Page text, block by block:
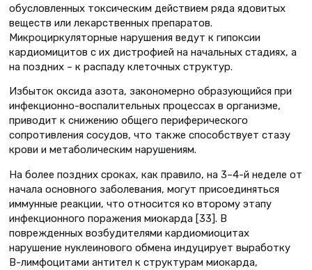
обусловленных токсическим действием ряда ядовитых
веществ или лекарственных препаратов.
Микроциркуляторные нарушения ведут к гипоксии
кардиомицитов с их дистрофией на начальных стадиях, а
на поздних – к распаду клеточных структур.
Избыток оксида азота, закономерно образующийся при
инфекционно-воспалительных процессах в организме,
приводит к снижению общего периферического
сопротивления сосудов, что также способствует стазу
крови и метаболическим нарушениям.
На более поздних сроках, как правило, на 3–4-й неделе от
начала основного заболевания, могут присоединяться
иммунные реакции, что относится ко второму этапу
инфекционного поражения миокарда [33]. В
поврежденных возбудителями кардиомиоцитах
нарушение нуклеинового обмена индуцирует выработку
В-лимфоцитами антител к структурам миокарда,